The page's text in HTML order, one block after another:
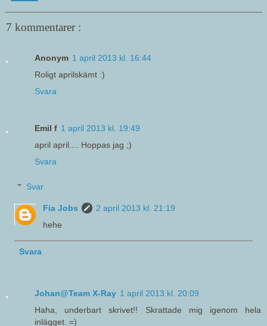
7 kommentarer :
Anonym 1 april 2013 kl. 16:44
Roligt aprilskämt :)
Svara
Emil f 1 april 2013 kl. 19:49
april april.... Hoppas jag ;)
Svara
Svar
Fia Jobs
2 april 2013 kl. 21:19
hehe
Svara
Johan@Team X-Ray 1 april 2013 kl. 20:09
Haha, underbart skrivet!! Skrattade mig igenom hela
inlägget. =)